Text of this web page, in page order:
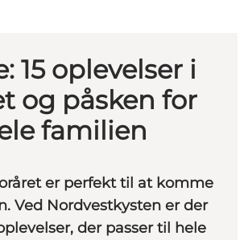
15 oplevelser i
og påsken for
familien
er perfekt til at komme
Ved Nordvestkysten er der
der passer til hele